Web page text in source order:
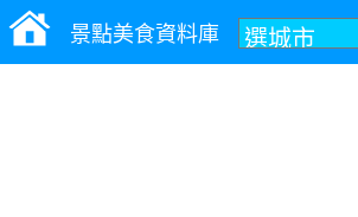
景點美食資料庫